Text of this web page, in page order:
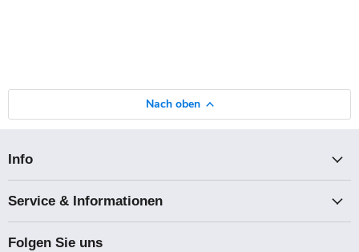
Nach oben
Info
Service & Informationen
Folgen Sie uns